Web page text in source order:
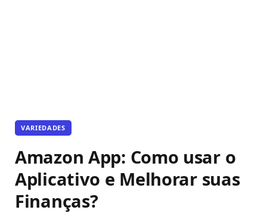
VARIEDADES
Amazon App: Como usar o
Aplicativo e Melhorar suas
Finanças?